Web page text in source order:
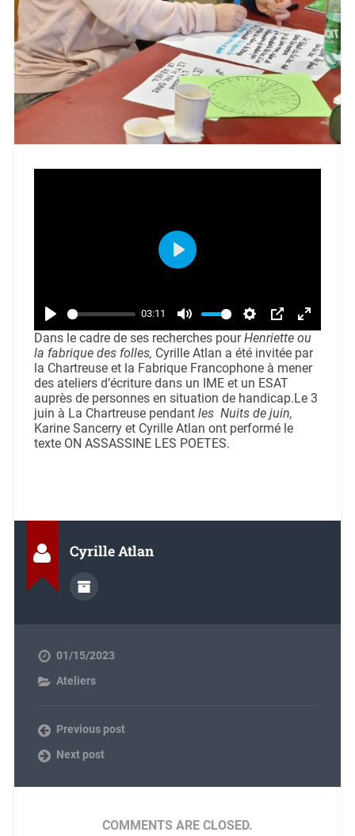
Play
03:11
Mute Settings
PIP Enter
fullscreen
Play
Dans le cadre de ses recherches pourHenriette ou
la fabrique des folles, Cyrille Atlan a été invitée par
la Chartreuse et la Fabrique Francophone à mener
des ateliers d’écriture dans un IME et un ESAT
auprès de personnes en situation de handicap.Le 3
juin à La Chartreuse pendant les Nuits de juin,
Karine Sancerry et Cyrille Atlan ont performé le
texte ON ASSASSINE LES POETES.
Cyrille Atlan
01/15/2023
Ateliers
Previous post
Next post
COMMENTS ARE CLOSED.